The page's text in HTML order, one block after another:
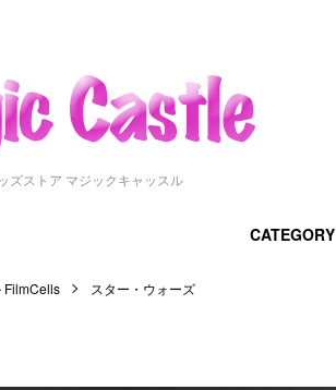
ズストア マジックキャッスル
CATEGORY
FilmCells スター・ウォーズ